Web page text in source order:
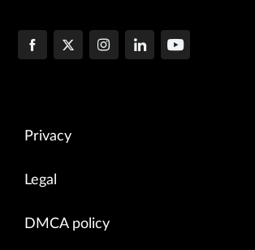
Privacy
Legal
DMCA policy